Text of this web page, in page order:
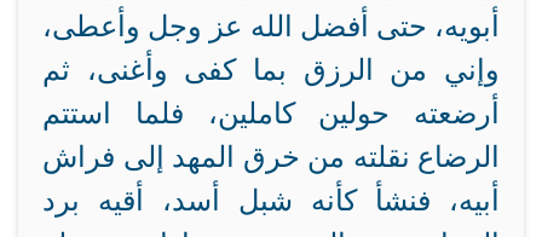
أبويه، حتى أفضل الله عز وجل وأعطى،
وإني من الرزق بما كفى وأغنى، ثم
أرضعته حولين كاملين، فلما استتم
الرضاع نقلته من خرق المهد إلى فراش
أبيه، فنشأ كأنه شبل أسد، أقيه برد